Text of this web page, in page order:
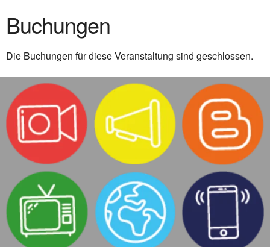
Buchungen
Die Buchungen für diese Veranstaltung sind geschlossen.